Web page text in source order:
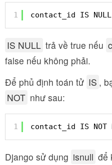
1 contact_id IS NULL
IS NULL trả về true nếu
false nếu không phải.
Để phủ định toán tử IS ,
NOT như sau:
1 contact_id IS NOT
Django sử dụng isnull để